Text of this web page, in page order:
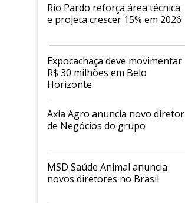
Rio Pardo reforça área técnica
e projeta crescer 15% em 2026
Expocachaça deve movimentar
R$ 30 milhões em Belo
Horizonte
Axia Agro anuncia novo diretor
de Negócios do grupo
MSD Saúde Animal anuncia
novos diretores no Brasil